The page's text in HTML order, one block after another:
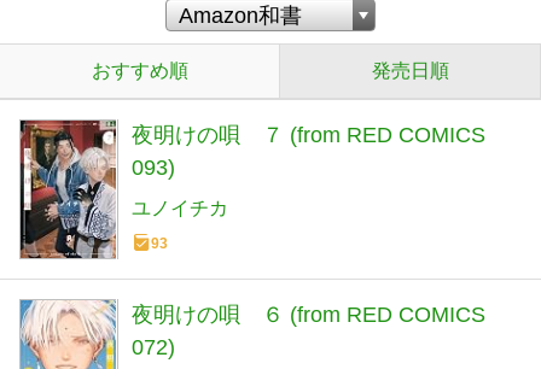
おすすめ順 発売日順
夜明けの唄 ７ (from RED COMICS
093)
ユノイチカ
93
夜明けの唄 ６ (from RED COMICS
072)